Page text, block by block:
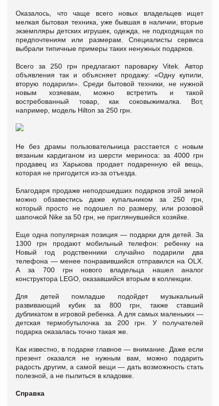
Оказалось, что чаще всего новых владельцев ищет
мелкая бытовая техника, уже бывшая в наличии, вторые
экземпляры детских игрушек, одежда, не подходящая по
предпочтениям или размерам. Специалисты сервиса
выбрали типичные примеры таких ненужных подарков.
Всего за 250 грн предлагают пароварку Vitek. Автор
объявления так и объясняет продажу: «Одну купили,
вторую подарили». Среди бытовой техники, не нужной
новым хозяевам, можно встретить и такой
востребованный товар, как соковыжималка. Вот,
например, модель Hilton за 250 грн.
Не без драмы пользовательница расстается с новым
вязаным кардиганом из шерсти мериноса: за 4000 грн
продавец из Харькова продает подаренную ей вещь,
которая не пригодится из-за отъезда.
Благодаря продаже неподошедших подарков этой зимой
можно обзавестись даже купальником за 250 грн,
который просто не подошел по размеру, или розовой
шапочкой Nike за 50 грн, не приглянувшейся хозяйке.
Еще одна популярная позиция — подарки для детей. За
1300 грн продают мобильный телефон: ребенку на
Новый год родственники случайно подарили два
телефона — менее понравившийся отправился на OLX.
А за 700 грн нового владельца нашел аналог
конструктора LEGO, оказавшийся вторым в коллекции.
Для детей помладше подойдет музыкальный
развивающий кубик за 800 грн, также ставший
дубликатом в игровой ребенка. А для самых маленьких —
детская термобутылочка за 200 грн. У получателей
подарка оказалась точно такая же.
Как известно, в подарке главное — внимание. Даже если
презент оказался не нужным вам, можно подарить
радость другим, а самой вещи — дать возможность стать
полезной, а не пылиться в кладовке.
Справка